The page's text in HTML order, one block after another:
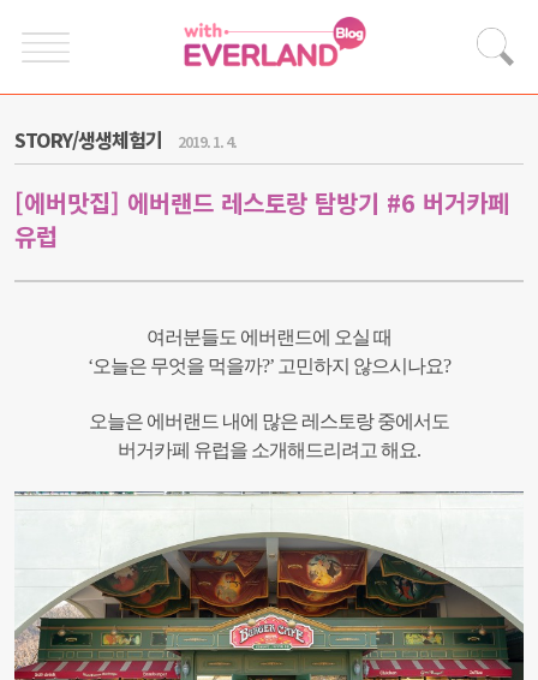
STORY/생생체험기 2019. 1. 4.
[에버맛집] 에버랜드 레스토랑 탐방기 #6 버거카페
유럽
여러분들도 에버랜드에 오실 때
‘오늘은 무엇을 먹을까?’ 고민하지 않으시나요?
오늘은 에버랜드 내에 많은 레스토랑 중에서도
버거카페 유럽을 소개해드리려고 해요.